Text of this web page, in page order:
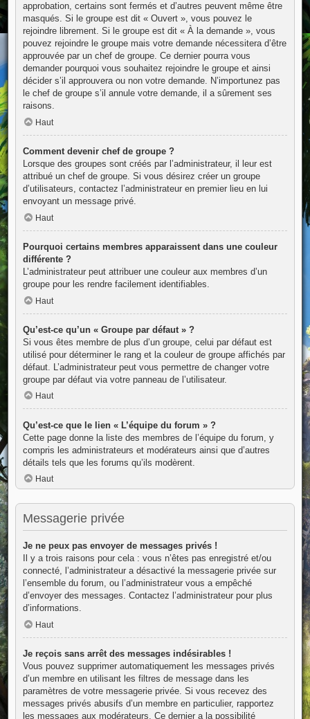
approbation, certains sont fermés et d’autres peuvent même être
masqués. Si le groupe est dit « Ouvert », vous pouvez le
rejoindre librement. Si le groupe est dit « À la demande », vous
pouvez rejoindre le groupe mais votre demande nécessitera d’être
approuvée par un chef de groupe. Ce dernier pourra vous
demander pourquoi vous souhaitez rejoindre le groupe et ainsi
décider s’il approuvera ou non votre demande. N’importunez pas
le chef de groupe s’il annule votre demande, il a sûrement ses
raisons.
Haut
Comment devenir chef de groupe ?
Lorsque des groupes sont créés par l’administrateur, il leur est
attribué un chef de groupe. Si vous désirez créer un groupe
d’utilisateurs, contactez l’administrateur en premier lieu en lui
envoyant un message privé.
Haut
Pourquoi certains membres apparaissent dans une couleur
différente ?
L’administrateur peut attribuer une couleur aux membres d’un
groupe pour les rendre facilement identifiables.
Haut
Qu’est-ce qu’un « Groupe par défaut » ?
Si vous êtes membre de plus d’un groupe, celui par défaut est
utilisé pour déterminer le rang et la couleur de groupe affichés par
défaut. L’administrateur peut vous permettre de changer votre
groupe par défaut via votre panneau de l’utilisateur.
Haut
Qu’est-ce que le lien « L’équipe du forum » ?
Cette page donne la liste des membres de l’équipe du forum, y
compris les administrateurs et modérateurs ainsi que d’autres
détails tels que les forums qu’ils modèrent.
Haut
Messagerie privée
Je ne peux pas envoyer de messages privés !
Il y a trois raisons pour cela : vous n’êtes pas enregistré et/ou
connecté, l’administrateur a désactivé la messagerie privée sur
l’ensemble du forum, ou l’administrateur vous a empêché
d’envoyer des messages. Contactez l’administrateur pour plus
d’informations.
Haut
Je reçois sans arrêt des messages indésirables !
Vous pouvez supprimer automatiquement les messages privés
d’un membre en utilisant les filtres de message dans les
paramètres de votre messagerie privée. Si vous recevez des
messages privés abusifs d’un membre en particulier, rapportez
les messages aux modérateurs. Ce dernier a la possibilité